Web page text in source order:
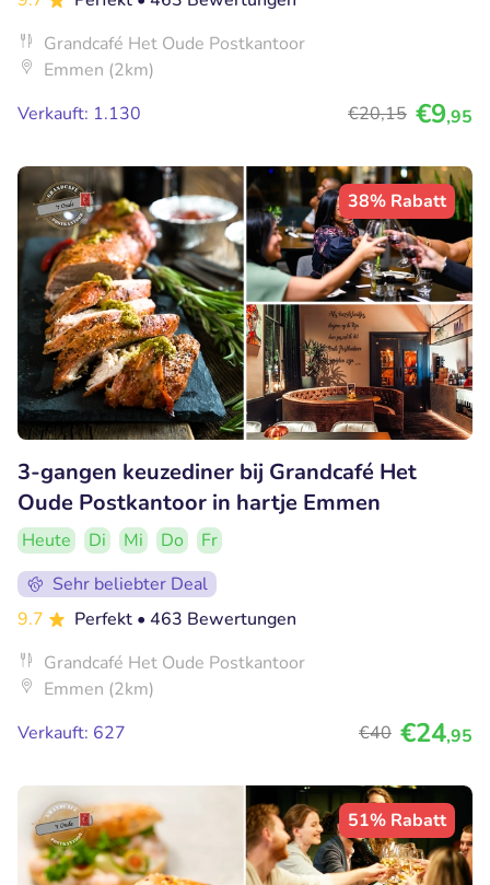
Grandcafé Het Oude Postkantoor
Emmen (2km)
Verkauft: 1.130
€20,15 €9,95
38% Rabatt
3-gangen keuzediner bij Grandcafé Het
Oude Postkantoor in hartje Emmen
Heute Di Mi Do
Fr
Sehr beliebter Deal
9.7
Perfekt • 463 Bewertungen
Grandcafé Het Oude Postkantoor
Emmen (2km)
Verkauft: 627
€40 €24,95
51% Rabatt